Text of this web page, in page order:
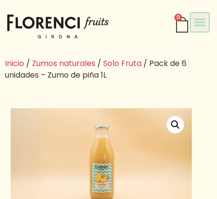
0
Inicio / Zumos naturales / Solo Fruta / Pack de 6
unidades – Zumo de piña 1L